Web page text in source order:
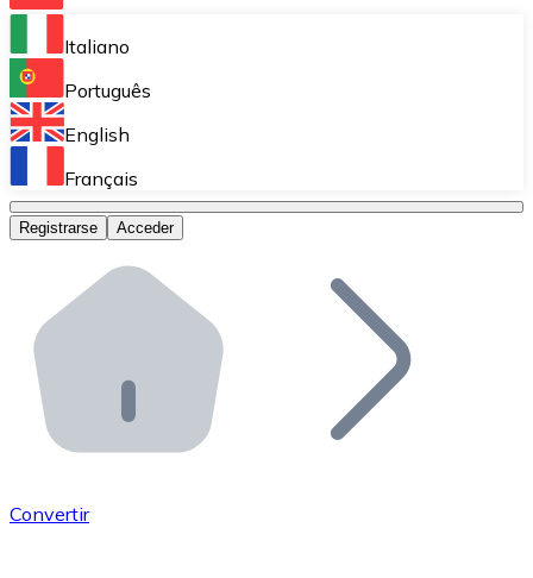
Bitnovo Ramp
Integra nuestra solución en tu plataforma.
Bitnovo Giftcards
Bitnovo OTC
Bitnovo ATM
Integra un ATM Bitnovo en tu negocio y permite que
Bitnovo API
Integra nuestra API en tu ecosistema.
Únete a nuestra red de distribuidores.
Italiano
Português
English
Français
Registrarse Acceder
Convertir